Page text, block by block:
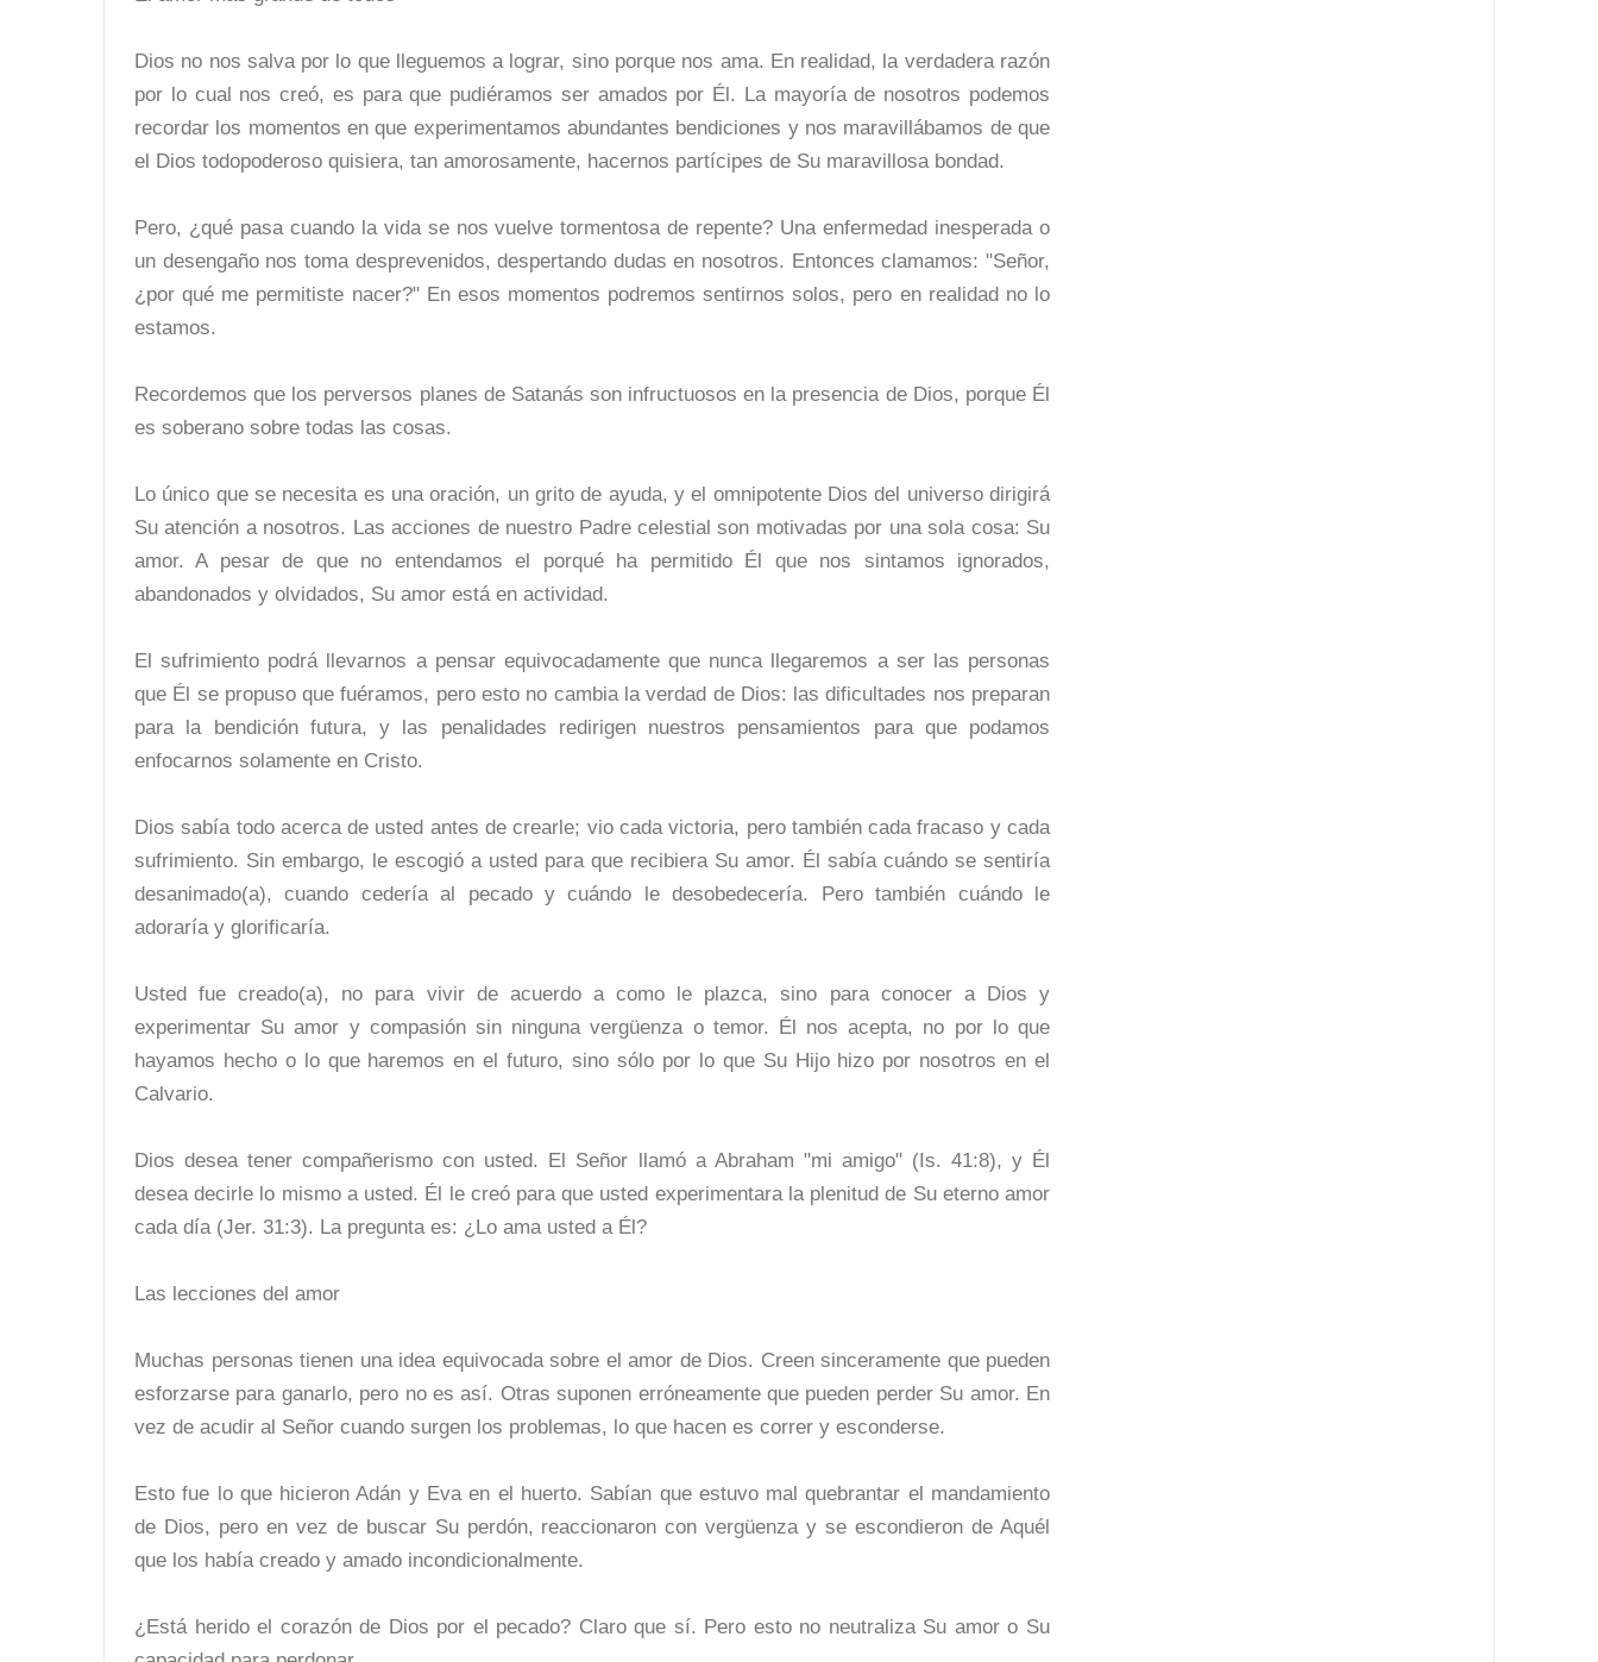
Dios no nos salva por lo que lleguemos a lograr, sino porque nos ama. En realidad, la verdadera razón
por lo cual nos creó, es para que pudiéramos ser amados por Él. La mayoría de nosotros podemos
recordar los momentos en que experimentamos abundantes bendiciones y nos maravillábamos de que
el Dios todopoderoso quisiera, tan amorosamente, hacernos partícipes de Su maravillosa bondad.
Pero, ¿qué pasa cuando la vida se nos vuelve tormentosa de repente? Una enfermedad inesperada o
un desengaño nos toma desprevenidos, despertando dudas en nosotros. Entonces clamamos: "Señor,
¿por qué me permitiste nacer?" En esos momentos podremos sentirnos solos, pero en realidad no lo
estamos.
Recordemos que los perversos planes de Satanás son infructuosos en la presencia de Dios, porque Él
es soberano sobre todas las cosas.
Lo único que se necesita es una oración, un grito de ayuda, y el omnipotente Dios del universo dirigirá
Su atención a nosotros. Las acciones de nuestro Padre celestial son motivadas por una sola cosa: Su
amor. A pesar de que no entendamos el porqué ha permitido Él que nos sintamos ignorados,
abandonados y olvidados, Su amor está en actividad.
El sufrimiento podrá llevarnos a pensar equivocadamente que nunca llegaremos a ser las personas
que Él se propuso que fuéramos, pero esto no cambia la verdad de Dios: las dificultades nos preparan
para la bendición futura, y las penalidades redirigen nuestros pensamientos para que podamos
enfocarnos solamente en Cristo.
Dios sabía todo acerca de usted antes de crearle; vio cada victoria, pero también cada fracaso y cada
sufrimiento. Sin embargo, le escogió a usted para que recibiera Su amor. Él sabía cuándo se sentiría
desanimado(a), cuando cedería al pecado y cuándo le desobedecería. Pero también cuándo le
adoraría y glorificaría.
Usted fue creado(a), no para vivir de acuerdo a como le plazca, sino para conocer a Dios y
experimentar Su amor y compasión sin ninguna vergüenza o temor. Él nos acepta, no por lo que
hayamos hecho o lo que haremos en el futuro, sino sólo por lo que Su Hijo hizo por nosotros en el
Calvario.
Dios desea tener compañerismo con usted. El Señor llamó a Abraham "mi amigo" (Is. 41:8), y Él
desea decirle lo mismo a usted. Él le creó para que usted experimentara la plenitud de Su eterno amor
cada día (Jer. 31:3). La pregunta es: ¿Lo ama usted a Él?
Las lecciones del amor
Muchas personas tienen una idea equivocada sobre el amor de Dios. Creen sinceramente que pueden
esforzarse para ganarlo, pero no es así. Otras suponen erróneamente que pueden perder Su amor. En
vez de acudir al Señor cuando surgen los problemas, lo que hacen es correr y esconderse.
Esto fue lo que hicieron Adán y Eva en el huerto. Sabían que estuvo mal quebrantar el mandamiento
de Dios, pero en vez de buscar Su perdón, reaccionaron con vergüenza y se escondieron de Aquél
que los había creado y amado incondicionalmente.
¿Está herido el corazón de Dios por el pecado? Claro que sí. Pero esto no neutraliza Su amor o Su